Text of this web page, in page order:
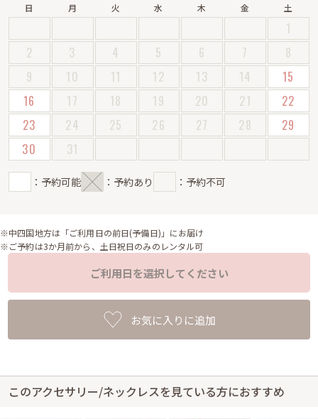
日 月 火 水 木 金 土
1
2
3 4 5 6 7
8
9
10 11 12 13 14
15
16
17 18 19 20 21
22
23
24 25 26 27 28
29
30
31
：予約可能 ：予約あり ：予約不可
※中四国地方は「ご利用日の前日(予備日)」にお届け
※ご予約は3か月前から、土日祝日のみのレンタル可
ご利用日を選択してください
お気に入りに追加
このアクセサリー/ネックレスを見ている方におすすめ